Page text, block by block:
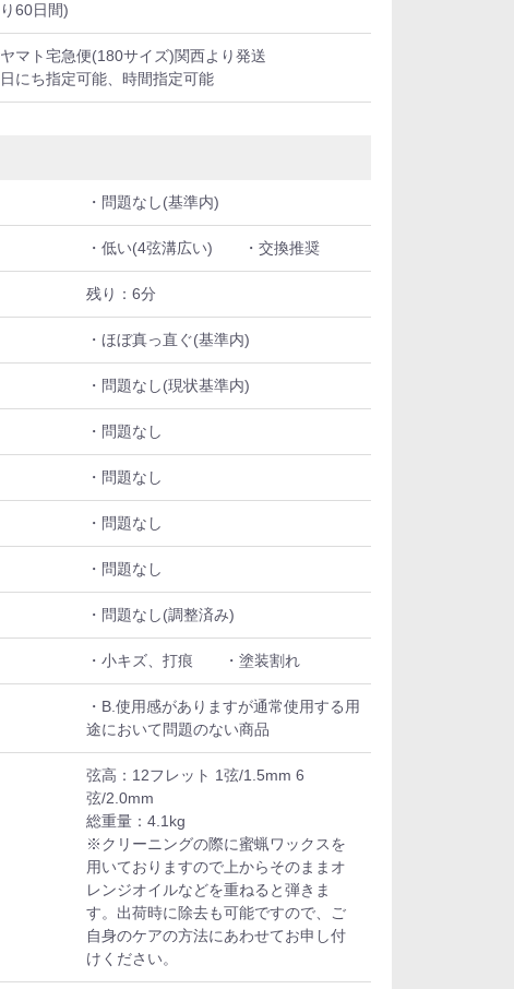
り60日間)
ヤマト宅急便(180サイズ)関西より発送
日にち指定可能、時間指定可能
・問題なし(基準内)
・低い(4弦溝広い) ・交換推奨
残り：6分
・ほぼ真っ直ぐ(基準内)
・問題なし(現状基準内)
・問題なし
・問題なし
・問題なし
・問題なし
・問題なし(調整済み)
・小キズ、打痕 ・塗装割れ
・B.使用感がありますが通常使用する用
途において問題のない商品
弦高：12フレット 1弦/1.5mm 6
弦/2.0mm
総重量：4.1kg
※クリーニングの際に蜜蝋ワックスを
用いておりますので上からそのままオ
レンジオイルなどを重ねると弾きま
す。出荷時に除去も可能ですので、ご
自身のケアの方法にあわせてお申し付
けください。